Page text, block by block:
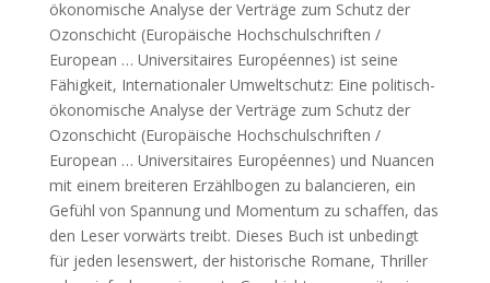
ökonomische Analyse der Verträge zum Schutz der
Ozonschicht (Europäische Hochschulschriften /
European … Universitaires Européennes) ist seine
Fähigkeit, Internationaler Umweltschutz: Eine politisch-
ökonomische Analyse der Verträge zum Schutz der
Ozonschicht (Europäische Hochschulschriften /
European … Universitaires Européennes) und Nuancen
mit einem breiteren Erzählbogen zu balancieren, ein
Gefühl von Spannung und Momentum zu schaffen, das
den Leser vorwärts treibt. Dieses Buch ist unbedingt
für jeden lesenswert, der historische Romane, Thriller